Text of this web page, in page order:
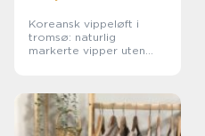
Koreansk vippeløft i
tromsø: naturlig
markerte vipper uten